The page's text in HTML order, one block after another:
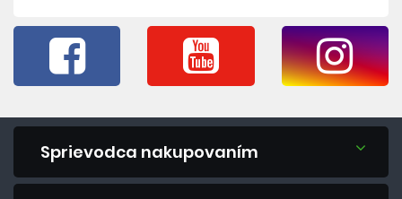
Sprievodca nakupovaním